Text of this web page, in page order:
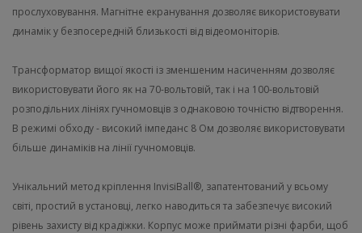
прослуховування. Магнітне екранування дозволяє використовувати
динамік у безпосередній близькості від відеомоніторів.
Трансформатор вищої якості із зменшеним насиченням дозволяє
використовувати його як на 70-вольтовій, так і на 100-вольтовій
розподільних лініях гучномовців з однаковою точністю відтворення.
В режимі обходу - високий імпеданс 8 Ом дозволяє використовувати
більше динаміків на лінії гучномовців.
Унікальний метод кріплення InvisiBall®, запатентований у всьому
світі, простий в установці, легко наводиться та забезпечує високий
рівень захисту від крадіжки. Корпус може приймати різні фарби, щоб